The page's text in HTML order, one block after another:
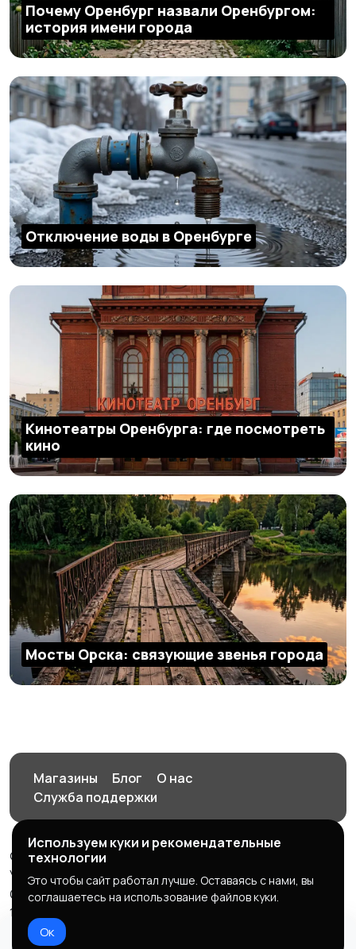
Почему Оренбург назвали Оренбургом:
история имени города
Отключение воды в Оренбурге
Кинотеатры Оренбурга: где посмотреть
кино
Мосты Орска: связующие звенья города
Магазины Блог
О нас
Служба поддержки
© 2026 Орен-АЙ - Авто | Недвижимость | Работа |
Услуги
Создал Карусов Е.С ООО "ЦПК" ИНН 5609203278 ОГРН
1235600008841
Правила сервиса
Используем куки и рекомендательные
технологии
Это чтобы сайт работал лучше. Оставаясь с нами, вы
соглашаетесь на использование файлов куки.
Ок